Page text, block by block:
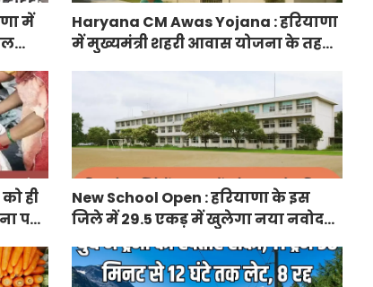
में
Haryana CM Awas Yojana : हरियाणा
में मुख्यमंत्री शहरी आवास योजना के तहत
ही
पड़ा
New School Open : हरियाणा के इस
जिले में 29.5 एकड़ में खुलेगा नया नवोदय